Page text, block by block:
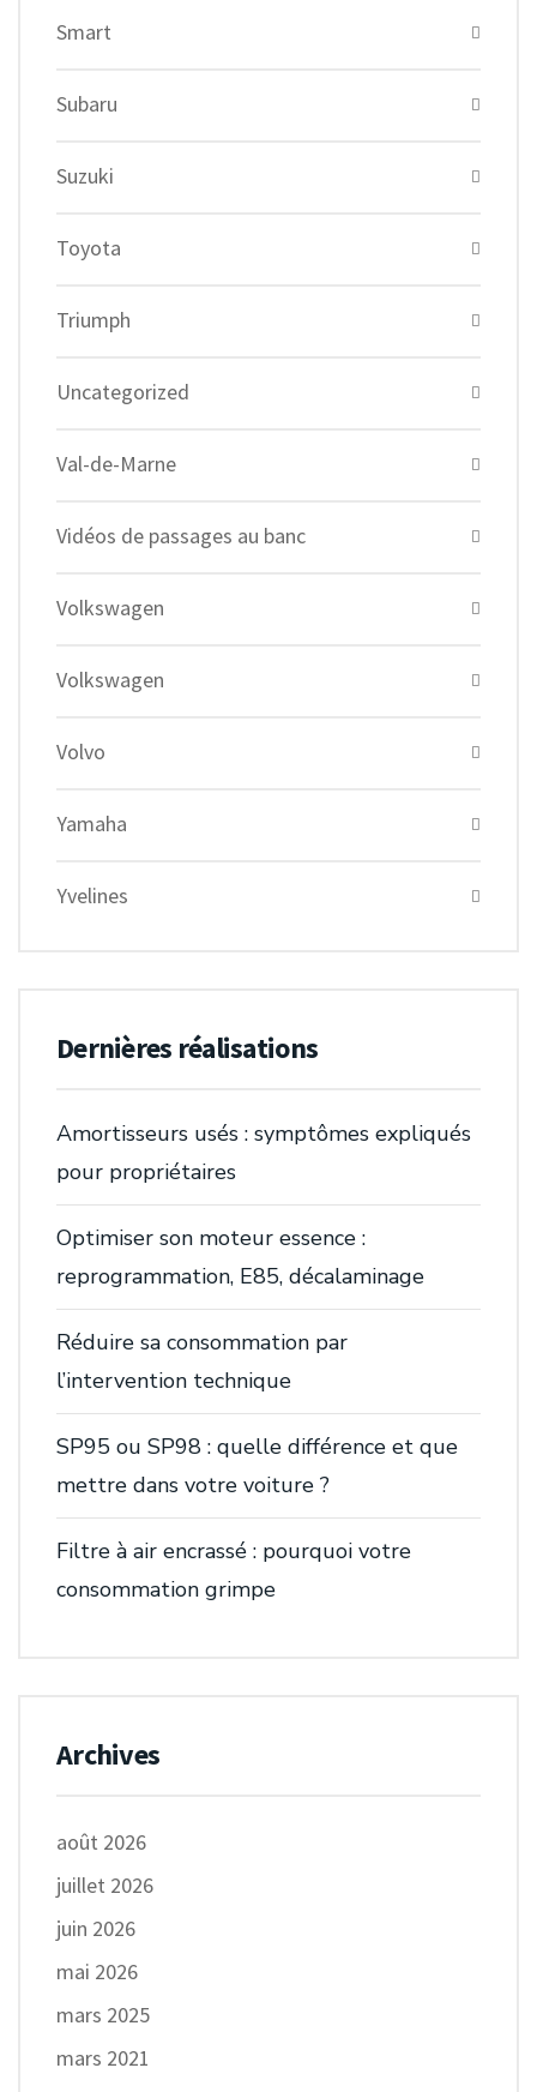
Smart
Subaru
Suzuki
Toyota
Triumph
Uncategorized
Val-de-Marne
Vidéos de passages au banc
Volkswagen
Volkswagen
Volvo
Yamaha
Yvelines
Dernières réalisations
Amortisseurs usés : symptômes expliqués
pour propriétaires
Optimiser son moteur essence :
reprogrammation, E85, décalaminage
Réduire sa consommation par
l’intervention technique
SP95 ou SP98 : quelle différence et que
mettre dans votre voiture ?
Filtre à air encrassé : pourquoi votre
consommation grimpe
Archives
août 2026
juillet 2026
juin 2026
mai 2026
mars 2025
mars 2021